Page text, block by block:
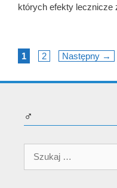
których efekty lecznicze
Page
1 Page
2 Następny →
♂
Szukaj: